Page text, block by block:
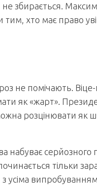
збирається.
тим, хто має право
не помічають.
як «жарт».
розцінювати як
набуває
тільки
усіма